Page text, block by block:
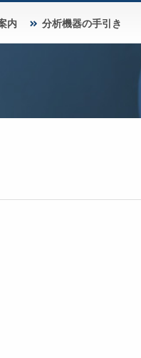
内 分析機器の手引き